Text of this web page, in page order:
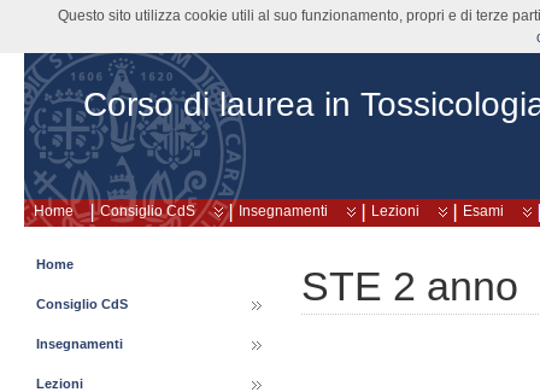
Corso di laurea in
Home Consiglio CdS Insegnamenti Lezioni Esami
STE 2 anno
Home
Consiglio CdS
Insegnamenti
Lezioni
Questo sito utilizza cookie utili al suo funzionamento, propri e di terze